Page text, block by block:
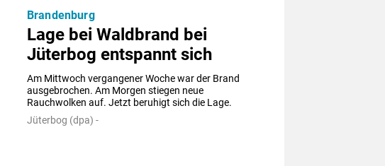
Lage bei Waldbrand bei
Jüterbog entspannt sich
Am Mittwoch vergangener Woche war der Brand
ausgebrochen. Am Morgen stiegen neue
Rauchwolken auf. Jetzt beruhigt sich die Lage.
Brandenburg
Jüterbog (dpa) -